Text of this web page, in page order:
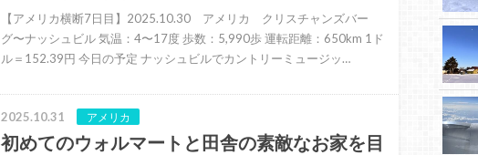
【アメリカ横断7日目】2025.10.30 アメリカ クリスチャンズバー
グ〜ナッシュビル 気温：4〜17度 歩数：5,990歩 運転距離：650km 1ド
ル＝152.39円 今日の予定 ナッシュビルでカントリーミュージッ…
2025.10.31 アメリカ
初めてのウォルマートと田舎の素敵なお家を目